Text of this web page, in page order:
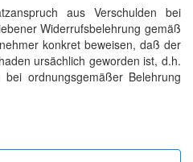
aus Verschulden bei
Widerrufsbelehrung gemäß
konkret beweisen, daß der
ursächlich geworden ist, d.h.
ordnungsgemäßer Belehrung